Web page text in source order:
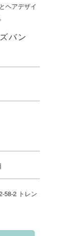
ヘアデザイ
バン
58-2 トレン